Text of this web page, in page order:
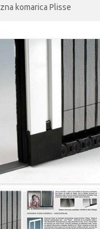
komarica Plisse